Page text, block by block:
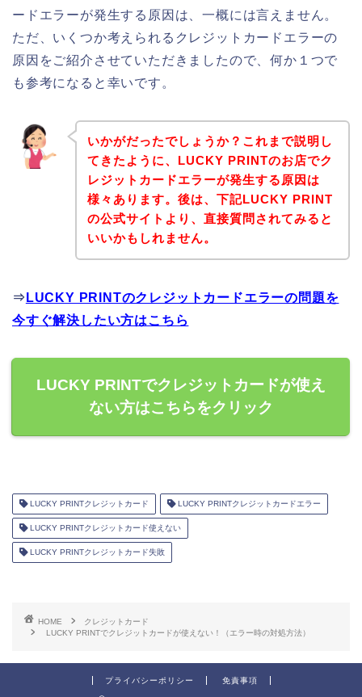
ードエラーが発生する原因は、一概には言えません。
ただ、いくつか考えられるクレジットカードエラーの
原因をご紹介させていただきましたので、何か１つで
も参考になると幸いです。
いかがだったでしょうか？これまで説明し
てきたように、LUCKY PRINTのお店でク
レジットカードエラーが発生する原因は
様々あります。後は、下記LUCKY PRINT
の公式サイトより、直接質問されてみると
いいかもしれません。
⇒ LUCKY PRINTのクレジットカードエラーの問題を
今すぐ解決したい方はこちら
LUCKY PRINTでクレジットカードが使え
ない方はこちらをクリック
LUCKY PRINTクレジットカード LUCKY PRINTクレジットカードエラー
LUCKY PRINTクレジットカード使えない
LUCKY PRINTクレジットカード失敗
HOME
クレジットカード
LUCKY PRINTでクレジットカードが使えない！（エラー時の対処方法）
プライバシーポリシー 免責事項